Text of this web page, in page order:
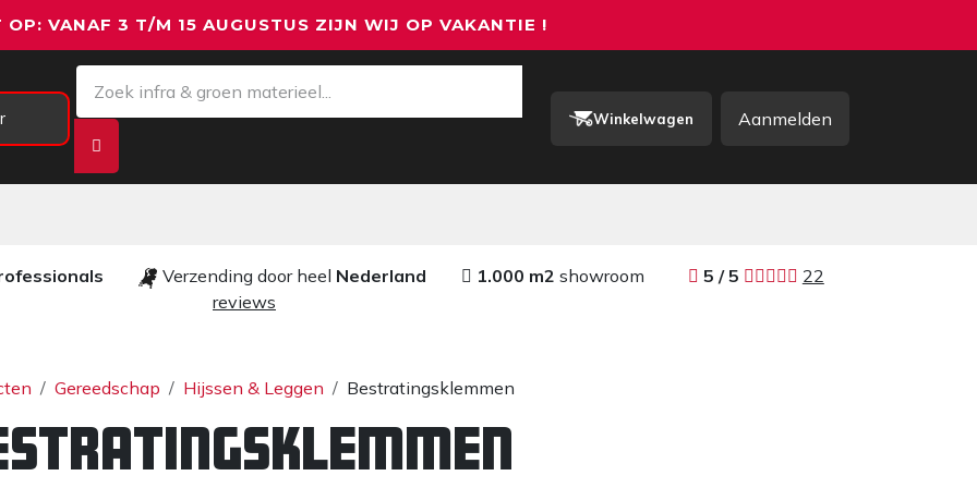
OP: VANAF 3 T/M 15 AUGUSTUS ZIJN WIJ OP VAKANTIE !
Winkelwagen Aanmelden
Verzending door heel Nederland 1.000 m2showroom 5 / 5 ​
22
reviews​
Gereedschap Hijssen & Leggen Bestratingsklemmen